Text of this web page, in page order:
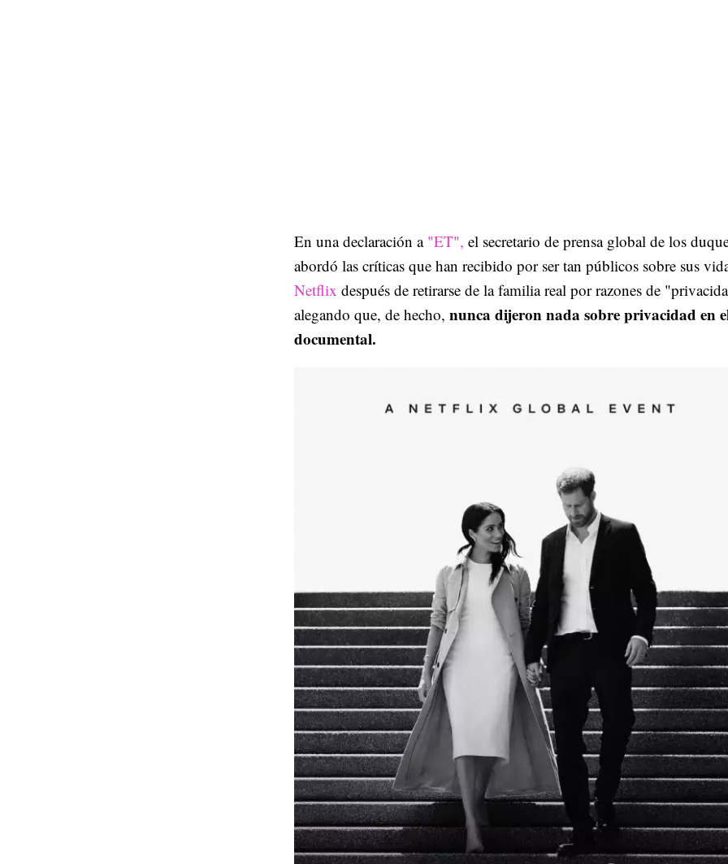
En una declaración a "ET", el secretario de prensa global de los
abordó las críticas que han recibido por ser tan públicos sobre sus
Netflix después de retirarse de la familia real por razones de
alegando que, de hecho, nunca dijeron nada sobre privacidad en
documental.